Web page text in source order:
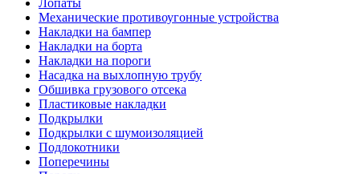
Лопаты
Механические противоугонные устройства
Накладки на бампер
Накладки на борта
Накладки на пороги
Насадка на выхлопную трубу
Обшивка грузового отсека
Пластиковые накладки
Подкрылки
Подкрылки с шумоизоляцией
Подлокотники
Поперечины